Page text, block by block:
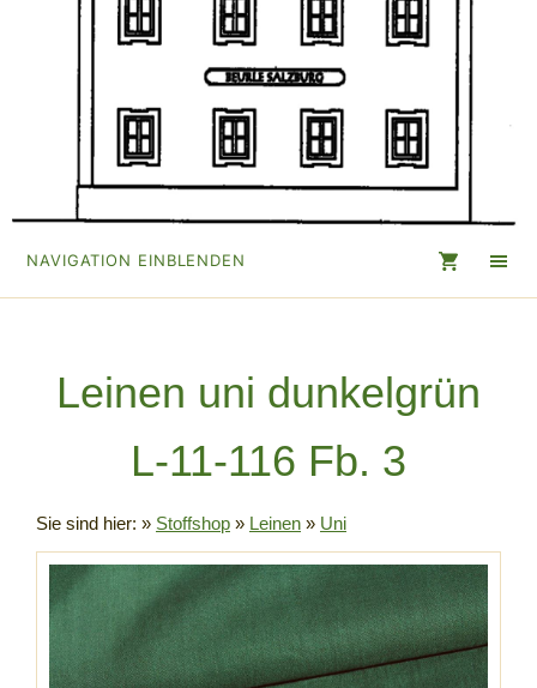
NAVIGATION EINBLENDEN
Leinen uni dunkelgrün
L-11-116 Fb. 3
Sie sind hier: » Stoffshop » Leinen » Uni